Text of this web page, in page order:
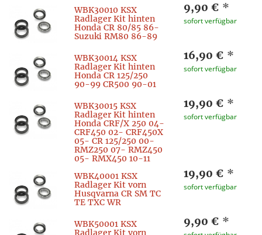
WBK30010 KSX
Radlager Kit hinten
Honda CR 80/85 86-
Suzuki RM80 86-89
9,90 € *
sofort verfügbar
WBK30014 KSX
Radlager Kit hinten
Honda CR 125/250
90-99 CR500 90-01
16,90 € *
sofort verfügbar
WBK30015 KSX
Radlager Kit hinten
Honda CRF/X 250 04-
CRF450 02- CRF450X
05- CR 125/250 00-
RMZ250 07- RMZ450
05- RMX450 10-11
19,90 € *
sofort verfügbar
WBK40001 KSX
Radlager Kit vorn
Husqvarna CR SM TC
TE TXC WR
19,90 € *
sofort verfügbar
WBK50001 KSX
Radlager Kit vorn
9,90 € *